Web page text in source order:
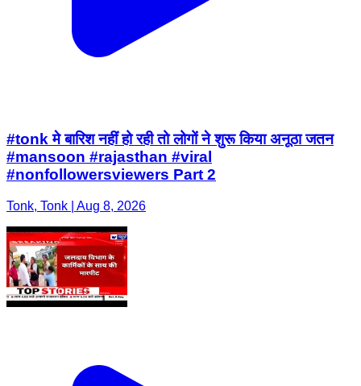
#tonk मे बारिश नहीं हो रही तो लोगों ने शुरू किया अनूठा जतन
#mansoon #rajasthan #viral
#nonfollowersviewers Part 2
Tonk, Tonk | Aug 8, 2026